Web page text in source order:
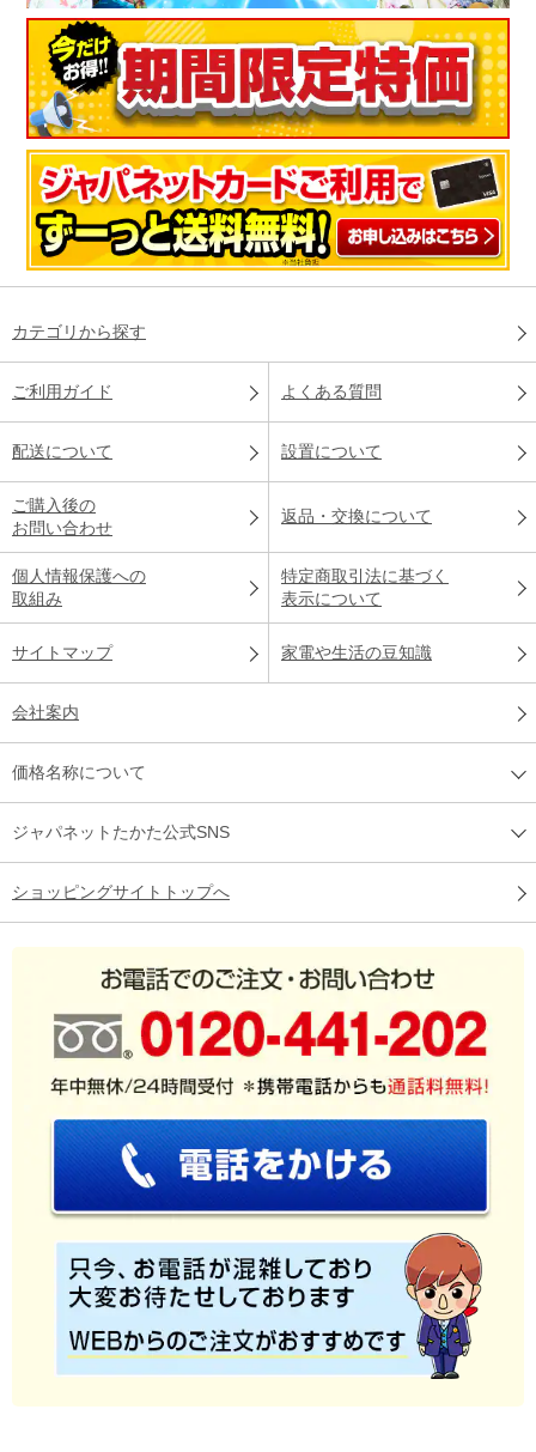
カテゴリから探す
ご利用ガイド よくある質問
配送について 設置について
ご購入後の
お問い合わせ
返品・交換について
個人情報保護への
取組み
特定商取引法に基づく
表示について
サイトマップ 家電や生活の豆知識
会社案内
価格名称について
ジャパネットたかた公式SNS
ショッピングサイトトップへ